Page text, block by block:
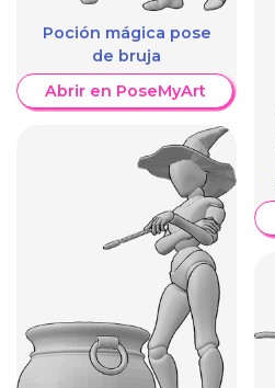
Poción mágica pose
de bruja
Abrir en PoseMyArt